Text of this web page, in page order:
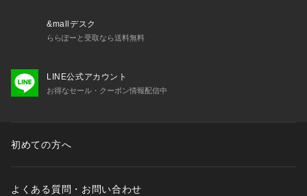
&mallデスク
ららぽーと受取なら送料無料
LINE公式アカウント
お得なセール・クーポン情報配信中
初めての方へ
よくある質問・お問い合わせ